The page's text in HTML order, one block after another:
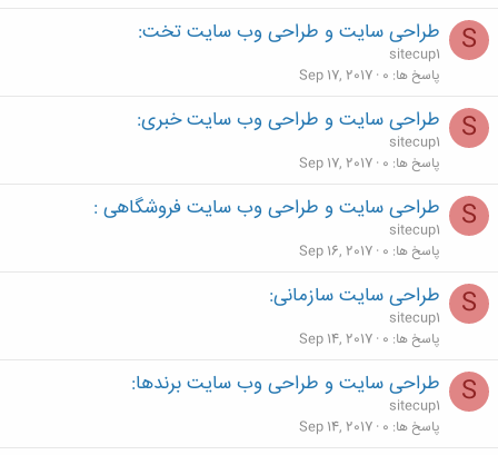
S طراحی سایت و طراحی وب سایت تخت:
sitecup1
پاسخ ها 0
Sep 17, 2017
S طراحی سایت و طراحی وب سایت خبری:
sitecup1
پاسخ ها 0
Sep 17, 2017
S طراحی سایت و طراحی وب سایت فروشگاهی :
sitecup1
پاسخ ها 0
Sep 16, 2017
S طراحی سایت سازمانی:
sitecup1
پاسخ ها 0
Sep 14, 2017
S طراحی سایت و طراحی وب سایت برندها:
sitecup1
پاسخ ها 0
Sep 14, 2017